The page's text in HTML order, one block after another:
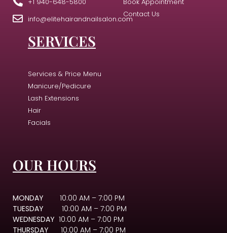
info@elitehairandnailsalon.com
Book Appointment
Contact Us
SERVICES
Services & Price Menu
Manicure/Pedicure
Lash Extensions
Hair
Facials
OUR HOURS
MONDAY 10:00 AM – 7:00 PM
TUESDAY
10:00 AM – 7:00 PM
WEDNESDAY 10:00 AM – 7:00 PM
THURSDAY 10:00 AM – 7:00 PM